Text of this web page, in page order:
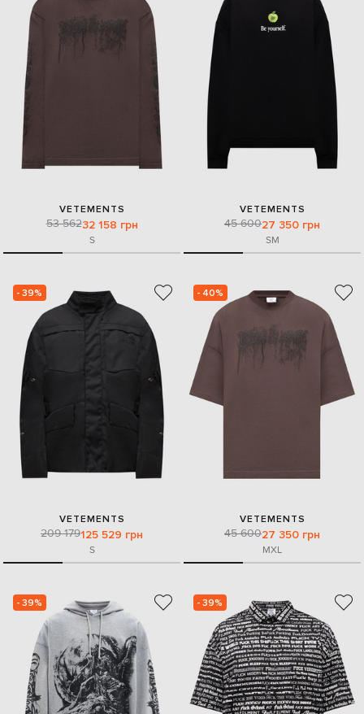
VETEMENTS
53 56232 158 грн
S
VETEMENTS
45 60027 350 грн
SM
- 39%
VETEMENTS
209 179125 529 грн
S
- 40%
VETEMENTS
45 60027 350 грн
MXL
- 39% - 39%